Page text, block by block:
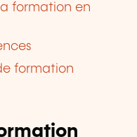
formation en
formation